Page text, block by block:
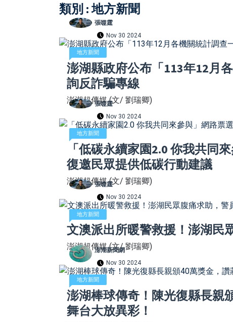
類別 : 地方新聞
地方新聞
張噬霆
Nov 30 2024
澎湖縣政府公布「113年12月
詢反詐騙專線
澎湖超傳媒 (文/ 劉瑞卿)
地方新聞
張噬霆
Nov 30 2024
「低碳永續家園2.0 你我共同
復邀民眾提供低碳行動建議
澎湖超傳媒 (文/ 劉瑞卿)
地方新聞
張噬霆
Nov 30 2024
文澳派出所暖警救援！澎湖民
澎湖超傳媒 (文/ 劉瑞卿)
地方新聞
澎湖新聞網
Nov 30 2024
澎湖棒球傳奇！陳光復縣長親
舞台大放異彩！